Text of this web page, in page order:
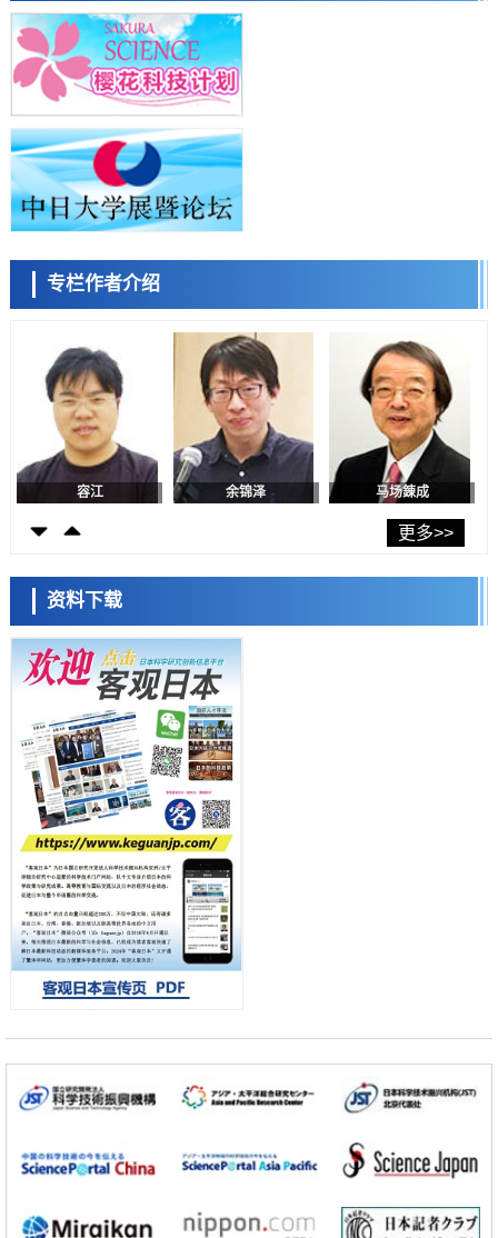
成为新型功能性材料
科学研究
群马大学开发针对难治性癫痫的新型基因疗法，利用超小型GAD67启动
子抑制发作
科学研究
九州大学揭示夜间眼压升高机制：两种激素波动叠加所致
科学研究
东京都产技研采用新手法开发出可稳定工作至300℃的介电材料，已验
证电容器可在汽车发动机等高温环境下工作
经济・社会
日本生成式AI使用者占比一年内翻倍，但与中美德仍有较大差距
政策
日本修订首都直下型地震紧急对策：目标为死亡人数至少减半，重点强
化火灾防控
福井大学发现细胞记忆过往并抑制反应的机制，阐明即便DNA相同反应
迥异之谜
科学研究
神户大学确认口服癌症疫苗B440单药给药的安全性，在转移性尿路上皮
癌患者中开展临床试验
日本发布《令和8年版科学技术与创新白皮书》，解读第七期基本计划
首年度政策方向
科学研究
东京大学发现可诱导细胞死亡的新型信使物质
东京都健康长寿医疗中心跨器官揭示衰老过程中的糖链变化
科学研究
产总研无需石油利用松脂制备石墨前驱体，可作为电池电极材料
科学研究
东京大学和海上保安厅等发现南海海槽沿线板块边界锁定状态存在区域
差异
政策
日本第2次医疗研究开发调整费，根据一线实际情况和需求分配99.3亿
日元
科学研究
千叶大学鉴定出导致难治性疾病“肺高血压症”恶化的蛋白质“MYL9/12”，
会引发血管结构恶化
科学研究
京都大学高效生成光的构成单元“光子”，可应用于量子计算机
科学研究
开发出300亿年仅误差1秒的光晶格钟，构建网络将其打造为下一代社会
基础设施
经济・社会
大阪大学开发出膜脂质可视化工具，使脂质探针的高效开发成为可能
科学研究
带大量基因的人工细胞
政策
科学研究
专栏作者介绍
小岩井忠道
陈小牧 李鸥 安宁
容江 余锦泽 马场錬成
日本科学未来馆 科学交
流员
小岩井忠道 泷川 进
更多>>
资料下载